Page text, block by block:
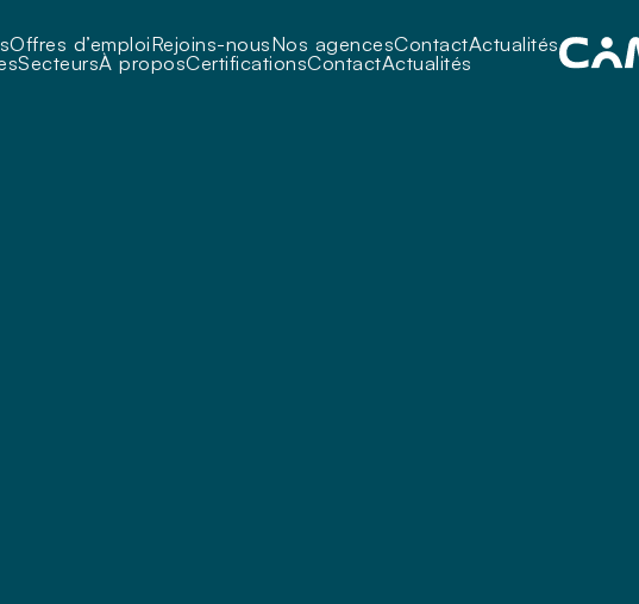
Offres d’emploiRejoins-nousNos agencesContactActualités
SecteursÀ proposCertificationsContactActualités